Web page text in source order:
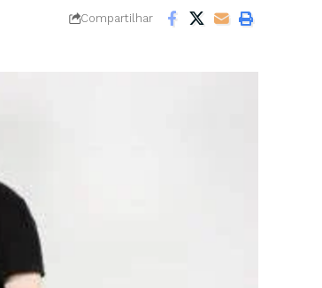
Compartilhar